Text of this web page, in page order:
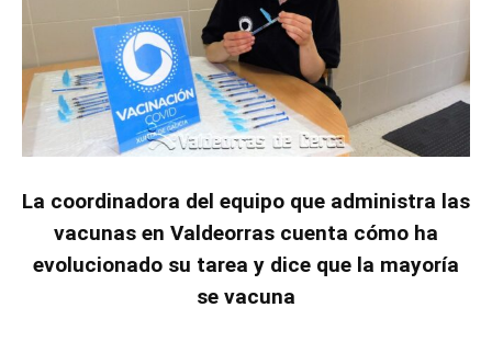
La coordinadora del equipo que administra las
vacunas en Valdeorras cuenta cómo ha
evolucionado su tarea y dice que la mayoría
se vacuna